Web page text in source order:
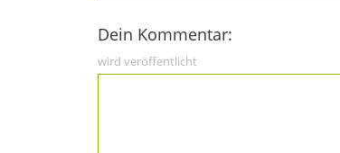
Dein Kommentar:
wird veröffentlicht